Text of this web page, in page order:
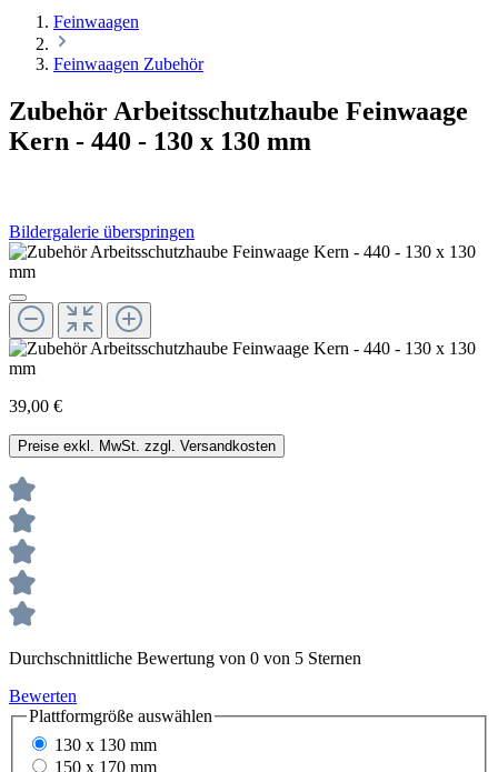
Feinwaagen
Feinwaagen Zubehör
Zubehör Arbeitsschutzhaube Feinwaage
Kern - 440 - 130 x 130 mm
Bildergalerie überspringen
39,00 €
Preise exkl. MwSt. zzgl. Versandkosten
Durchschnittliche Bewertung von 0 von 5 Sternen
Bewerten
Plattformgröße auswählen
130 x 130 mm
150 x 170 mm